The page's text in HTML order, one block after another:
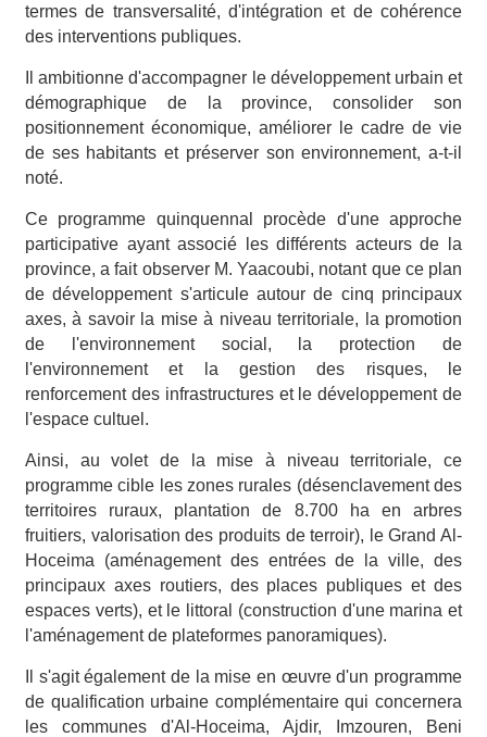
termes de transversalité, d'intégration et de cohérence
des interventions publiques.
Il ambitionne d'accompagner le développement urbain et
démographique de la province, consolider son
positionnement économique, améliorer le cadre de vie
de ses habitants et préserver son environnement, a-t-il
noté.
Ce programme quinquennal procède d'une approche
participative ayant associé les différents acteurs de la
province, a fait observer M. Yaacoubi, notant que ce plan
de développement s'articule autour de cinq principaux
axes, à savoir la mise à niveau territoriale, la promotion
de l'environnement social, la protection de
l'environnement et la gestion des risques, le
renforcement des infrastructures et le développement de
l'espace cultuel.
Ainsi, au volet de la mise à niveau territoriale, ce
programme cible les zones rurales (désenclavement des
territoires ruraux, plantation de 8.700 ha en arbres
fruitiers, valorisation des produits de terroir), le Grand Al-
Hoceima (aménagement des entrées de la ville, des
principaux axes routiers, des places publiques et des
espaces verts), et le littoral (construction d'une marina et
l'aménagement de plateformes panoramiques).
Il s'agit également de la mise en œuvre d'un programme
de qualification urbaine complémentaire qui concernera
les communes d'Al-Hoceima, Ajdir, Imzouren, Beni